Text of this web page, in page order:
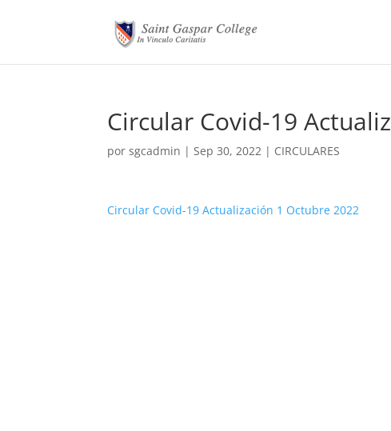
Circular Covid-19
porsgcadmin |Sep 30, 2022 | CIRCULARES
Circular Covid-19 Actualización 1 Octubre 2022